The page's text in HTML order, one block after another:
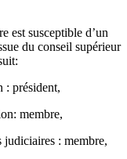
est susceptible d’un
du conseil supérieur
: président,
membre,
judiciaires : membre,